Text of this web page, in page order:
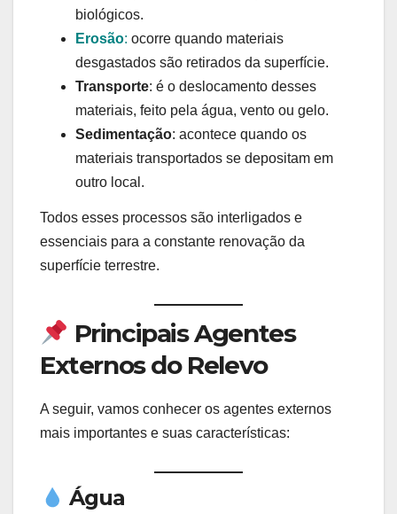
biológicos.
Erosão: ocorre quando materiais
desgastados são retirados da superfície.
Transporte: é o deslocamento desses
materiais, feito pela água, vento ou gelo.
Sedimentação: acontece quando os
materiais transportados se depositam em
outro local.
Todos esses processos são interligados e
essenciais para a constante renovação da
superfície terrestre.
Principais Agentes
Externos do Relevo
A seguir, vamos conhecer os agentes externos
mais importantes e suas características:
Água